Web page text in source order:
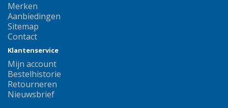
Merken
Aanbiedingen
Sitemap
Contact
Klantenservice
Mijn account
Bestelhistorie
Retourneren
Nieuwsbrief